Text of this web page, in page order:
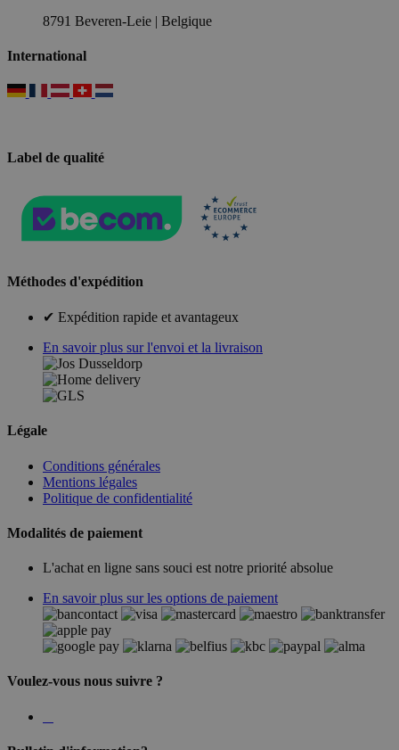
8791 Beveren-Leie | Belgique
International
Label de qualité
Méthodes d'expédition
✔ Expédition rapide et avantageux
En savoir plus sur l'envoi et la livraison
Légale
Conditions générales
Mentions légales
Politique de confidentialité
Modalités de paiement
L'achat en ligne sans souci est notre priorité absolue
En savoir plus sur les options de paiement
Voulez-vous nous suivre ?